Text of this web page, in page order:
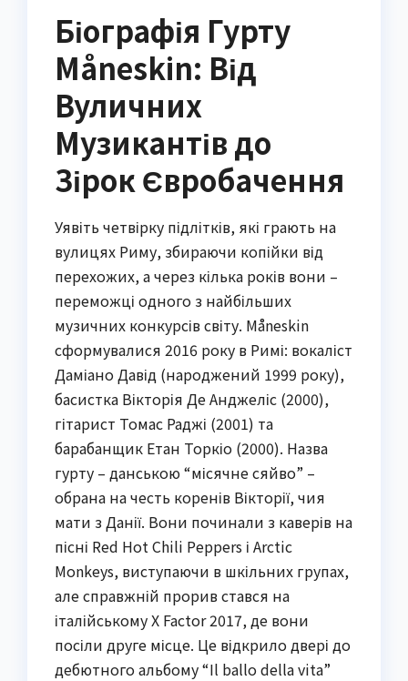
Біографія Гурту
Måneskin: Від
Вуличних
Музикантів до
Зірок Євробачення
Уявіть четвірку підлітків, які грають на
вулицях Риму, збираючи копійки від
перехожих, а через кілька років вони –
переможці одного з найбільших
музичних конкурсів світу. Måneskin
сформувалися 2016 року в Римі: вокаліст
Даміано Давід (народжений 1999 року),
басистка Вікторія Де Анджеліс (2000),
гітарист Томас Раджі (2001) та
барабанщик Етан Торкіо (2000). Назва
гурту – данською “місячне сяйво” –
обрана на честь коренів Вікторії, чия
мати з Данії. Вони починали з каверів на
пісні Red Hot Chili Peppers і Arctic
Monkeys, виступаючи в шкільних групах,
але справжній прорив стався на
італійському X Factor 2017, де вони
посіли друге місце. Це відкрило двері до
дебютного альбому “Il ballo della vita”